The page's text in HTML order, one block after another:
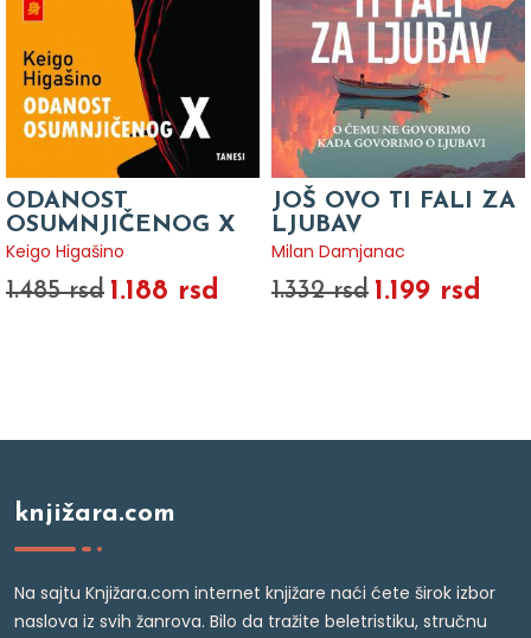
ODANOST
OSUMNJIČENOG X
Keigo Higašino
1.485 rsd 1.188 rsd
JOŠ OVO TI FALI ZA
LJUBAV
Milan Damjanac
1.332 rsd 1.199 rsd
knjižara.com
Na sajtu Knjižara.com internet knjižare naći ćete širok izbor
naslova iz svih žanrova. Bilo da tražite beletristiku, stručnu